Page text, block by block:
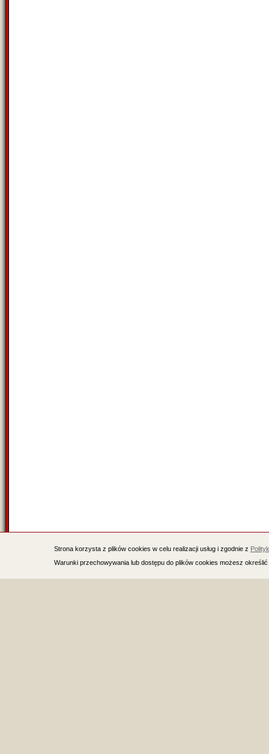
Strona korzysta z plików cookies w celu realizacji usług i zgodnie z
Warunki przechowywania lub dostępu do plików cookies możesz